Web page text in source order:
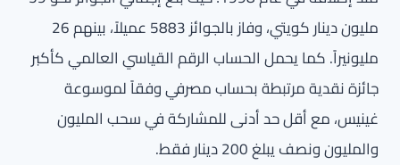
مليون دينار كويتي، وفاز بالجوائز 5883 عميلاً، بينهم 26
مليونيراً. كما يحمل الحساب الرقم القياسي العالمي كأكبر
جائزة نقدية مرتبطة بحساب مصرفي وفقاً لموسوعة
غينيس، مع أقل حد أدنى للمشاركة في سحب المليون
والمليون ونصف يبلغ 200 دينار فقط.